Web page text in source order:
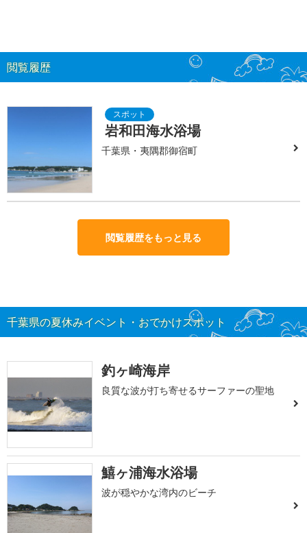
閲覧履歴
岩和田海水浴場
千葉県・夷隅郡御宿町
閲覧履歴をもっと見る
千葉県の夏休みイベント・おでかけスポット
釣ヶ崎海岸
良質な波が打ち寄せるサーファーの聖地
鱚ヶ浦海水浴場
波が穏やかな湾内のビーチ